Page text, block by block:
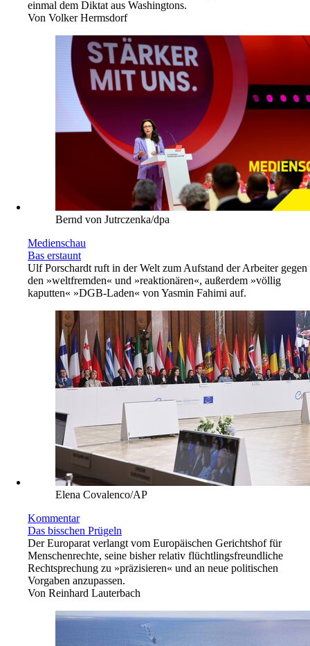
einmal dem Diktat aus Washingtons.
Von Volker Hermsdorf
Bernd von Jutrczenka/dpa
Medienschau
Bas erstaunt
Ulf Porschardt ruft in der Welt zum Aufstand der Arbeiter gegen
den »weltfremden« und »reaktionären«, außerdem »völlig
kaputten« »DGB-Laden« von Yasmin Fahimi auf.
Elena Covalenco/AP
Kommentar
Das bisschen Prügeln
Der Europarat verlangt vom Europäischen Gerichtshof für
Menschenrechte, seine bisher relativ flüchtlingsfreundliche
Rechtsprechung zu »präzisieren« und an neue politischen
Vorgaben anzupassen.
Von Reinhard Lauterbach